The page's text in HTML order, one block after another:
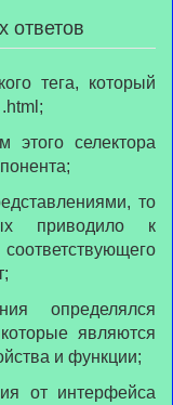
ответов
приводило к
являются
и функции;